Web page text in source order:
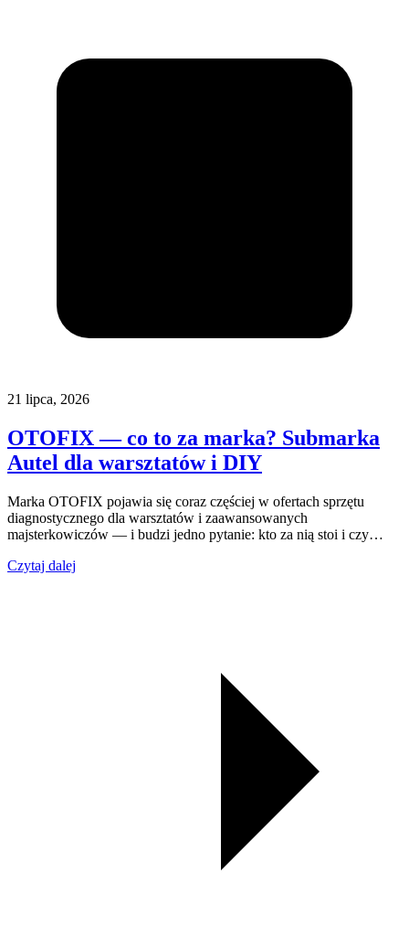
21 lipca, 2026
OTOFIX — co to za marka? Submarka
Autel dla warsztatów i DIY
Marka OTOFIX pojawia się coraz częściej w ofertach sprzętu
diagnostycznego dla warsztatów i zaawansowanych
majsterkowiczów — i budzi jedno pytanie: kto za nią stoi i czy…
Czytaj dalej